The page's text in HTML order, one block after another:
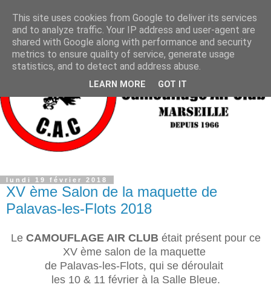
lundi 19 février 2018
XV ème Salon de la maquette de
Palavas-les-Flots 2018
Le CAMOUFLAGE AIR CLUB était présent pour ce
XV ème salon de la maquette
de Palavas-les-Flots, qui se déroulait
les 10 & 11 février à la Salle Bleue.
This site uses cookies from Google to deliver its services
and to analyze traffic. Your IP address and user-agent are
shared with Google along with performance and security
metrics to ensure quality of service, generate usage
statistics, and to detect and address abuse.
LEARN MORE GOT IT